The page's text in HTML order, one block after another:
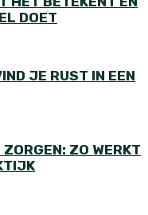
DOET
JE RUST IN EEN
ZO WERKT